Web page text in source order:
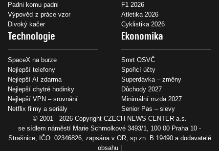
Padni komu padni
Výpověď z práce vzor
Divoký kačer
F1 2026
Atletika 2026
Cyklistika 2026
Technologie
SpaceX na burze
Nejlepší telefony
Nejlepší AI zdarma
Nejlepší chytré hodinky
Nejlepší VPN – srovnání
Netflix filmy a seriály
Ekonomika
Smrt OSVČ
Spořicí účty
Superdávka – změny
Důchody 2027
Minimální mzda 2027
Senior Pas – slevy
© 2001 - 2026 Copyright CZECH NEWS CENTER a.s.
se sídlem náměstí Marie Schmolkové 3493/1, 100 00 Praha 10 -
Strašnice, IČO: 02346826, zapsána v OR, sp.zn. B 19490 a dodavatelé
obsahu